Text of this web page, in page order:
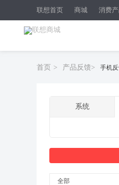
联想首页 商城 消费
首页 > 产品反馈> 手机
系统
全部